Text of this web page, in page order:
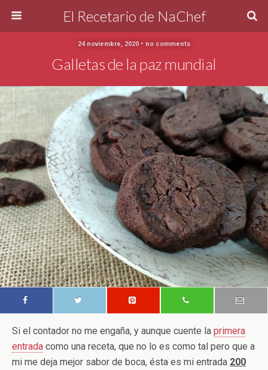
El Recetario de NaChef
24 noviembre, 2020 • no comments
Galletas de la paz mundial
Si el contador no me engaña, y aunque cuente la primera
entrada como una receta, que no lo es como tal pero que a
mi me deja mejor sabor de boca, ésta es mi entrada 200